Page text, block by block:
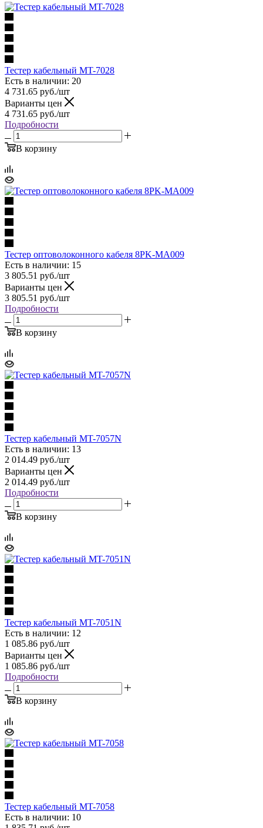
Тестер кабельный MT-7028
Есть в наличии: 20
4 731.65 руб./шт
Варианты цен
4 731.65 руб./шт
Подробности
В корзину
Тестер оптоволоконного кабеля 8PK-MA009
Есть в наличии: 15
3 805.51 руб./шт
Варианты цен
3 805.51 руб./шт
Подробности
В корзину
Тестер кабельный MT-7057N
Есть в наличии: 13
2 014.49 руб./шт
Варианты цен
2 014.49 руб./шт
Подробности
В корзину
Тестер кабельный MT-7051N
Есть в наличии: 12
1 085.86 руб./шт
Варианты цен
1 085.86 руб./шт
Подробности
В корзину
Тестер кабельный MT-7058
Есть в наличии: 10